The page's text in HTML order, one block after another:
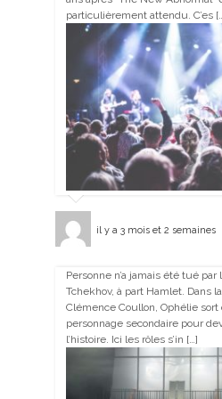
particulièrement attendu. C’es
il y a 3 mois et 2 semaines
Personne n’a jamais été tué
Tchekhov, à part Hamlet. Dans
Clémence Coullon, Ophélie sort
personnage secondaire pour
l’histoire. Ici les rôles s’in […]